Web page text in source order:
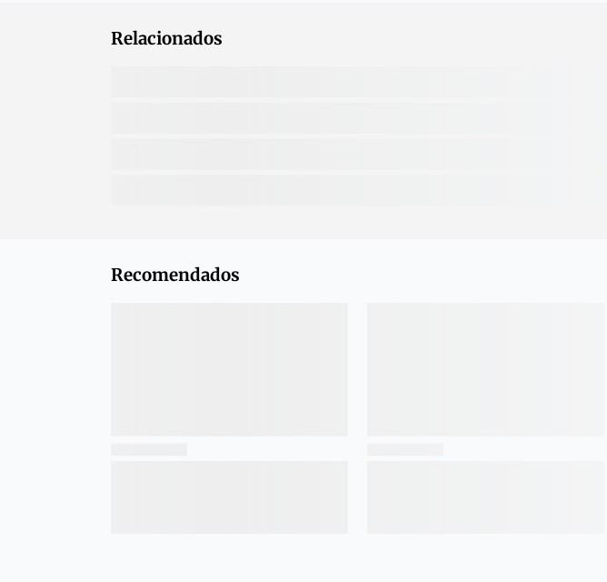
Relacionados
Recomendados